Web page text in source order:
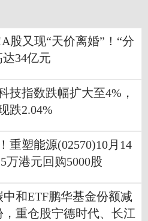
股又现“天价离婚”！“分
34亿元
技指数跌幅扩大至4%，
跌2.04%
重塑能源(02570)10月14
万港元回购5000股
中和ETF鹏华基金份额减
，重仓股宁德时代、长江